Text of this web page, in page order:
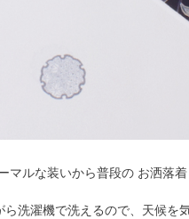
ルな装いから普段の お洒落
洗濯機で洗えるので、天候を